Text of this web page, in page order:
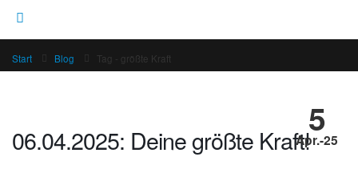
Start Blog Tag - größte Kraft
5
Apr.-25
06.04.2025: Deine größte Kraft!